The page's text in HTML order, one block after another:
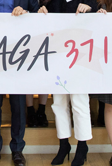
령 교수의